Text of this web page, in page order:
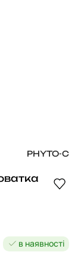
PHYTO-C
в наявності